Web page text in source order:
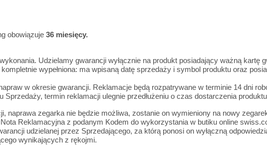
obowiązuje 36 miesięcy.
Udzielamy gwarancji wyłącznie na produkt posiadający ważną kartę
wypełniona: ma wpisaną datę sprzedaży i symbol produktu oraz
w okresie gwarancji. Reklamacje będą rozpatrywane w terminie 14 dni
termin reklamacji ulegnie przedłużeniu o czas dostarczenia
naprawa zegarka nie będzie możliwa, zostanie on wymieniony na nowy
Reklamacyjna z podanym Kodem do wykorzystania w butiku online
udzielanej przez Sprzedającego, za którą ponosi on wyłączną
wynikających z rękojmi.